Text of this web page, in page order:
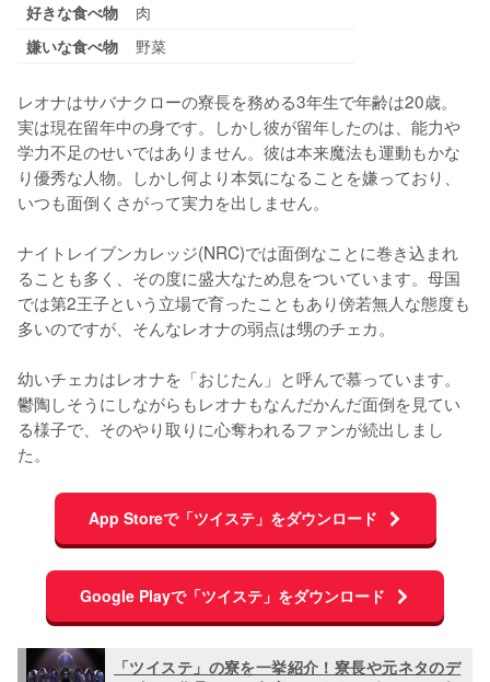
好きな食べ物
肉
嫌いな食べ物
野菜
レオナはサバナクローの寮長を務める3年生で年齢は20歳。
実は現在留年中の身です。しかし彼が留年したのは、能力や
学力不足のせいではありません。彼は本来魔法も運動もかな
り優秀な人物。しかし何より本気になることを嫌っており、
いつも面倒くさがって実力を出しません。
ナイトレイブンカレッジ(NRC)では面倒なことに巻き込まれ
ることも多く、その度に盛大なため息をついています。母国
では第2王子という立場で育ったこともあり傍若無人な態度も
多いのですが、そんなレオナの弱点は甥のチェカ。
幼いチェカはレオナを「おじたん」と呼んで慕っています。
鬱陶しそうにしながらもレオナもなんだかんだ面倒を見てい
る様子で、そのやり取りに心奪われるファンが続出しまし
た。
App Storeで「ツイステ」をダウンロード
Google Playで「ツイステ」をダウンロード
「ツイステ」の寮を一挙紹介！寮長や元ネタのデ